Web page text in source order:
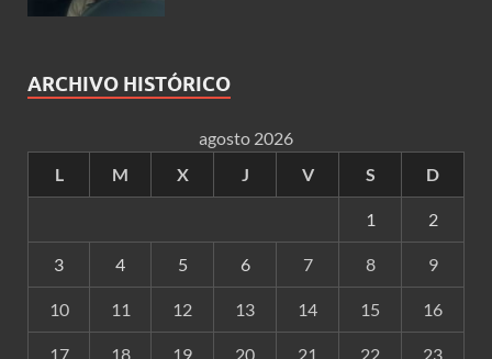
ARCHIVO HISTÓRICO
agosto 2026
L
M X J V S D
1 2
3 4 5 6 7 8 9
10 11 12 13 14 15 16
17 18 19 20 21 22 23